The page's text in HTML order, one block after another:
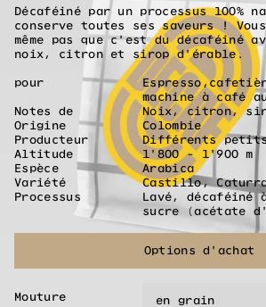
Décaféiné par un processus 100%
conserve toutes ses saveurs !
même pas que c'est du décaféiné
noix, citron et sirop d'érable.
pour
machine à café
Notes de
Noix, citron,
Origine
Colombie
Producteur
Différents petits
Altitude
1'800 - 1'900 m
Espèce
Arabica
Variété
Castillo,
Processus
Lavé, décaféiné
sucre (acétate
Options d'achat
Mouture